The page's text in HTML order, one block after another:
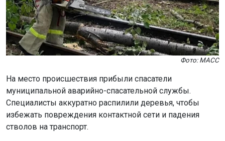
Фото: МАСС
На место происшествия прибыли спасатели
муниципальной аварийно-спасательной службы.
Специалисты аккуратно распилили деревья, чтобы
избежать повреждения контактной сети и падения
стволов на транспорт.